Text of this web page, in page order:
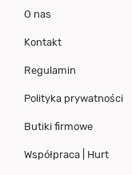
O nas
Kontakt
Regulamin
Polityka prywatności
Butiki firmowe
Współpraca | Hurt